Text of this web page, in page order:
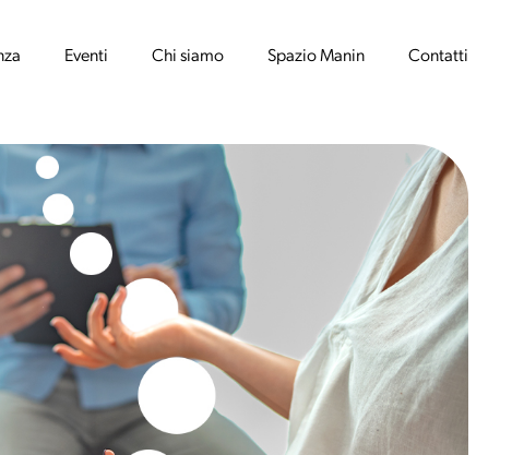
Eventi Chi siamo Spazio Manin Contatti